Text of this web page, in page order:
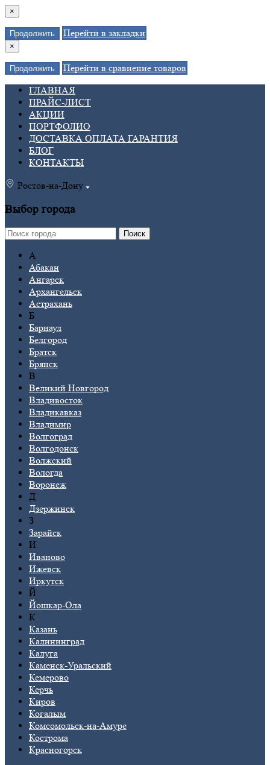
×
Продолжить Перейти в закладки
×
Продолжить
Перейти в сравнение товаров
ГЛАВНАЯ
ПРАЙС-ЛИСТ
АКЦИИ
ПОРТФОЛИО
ДОСТАВКА ОПЛАТА ГАРАНТИЯ
БЛОГ
КОНТАКТЫ
Ростов-на-Дону
Выбор города
Поиск
А
Абакан
Ангарск
Архангельск
Астрахань
Б
Барнаул
Белгород
Братск
Брянск
В
Великий Новгород
Владивосток
Владикавказ
Владимир
Волгоград
Волгодонск
Волжский
Вологда
Воронеж
Д
Дзержинск
З
Зарайск
И
Иваново
Ижевск
Иркутск
Й
Йошкар-Ола
К
Казань
Калининград
Калуга
Каменск-Уральский
Кемерово
Керчь
Киров
Когалым
Комсомольск-на-Амуре
Кострома
Красногорск